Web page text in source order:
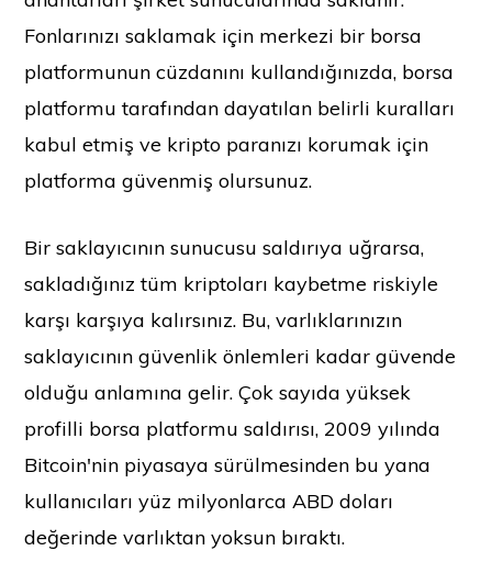
Fonlarınızı saklamak için merkezi bir borsa
platformunun cüzdanını kullandığınızda, borsa
platformu tarafından dayatılan belirli kuralları
kabul etmiş ve kripto paranızı korumak için
platforma güvenmiş olursunuz.
Bir saklayıcının sunucusu saldırıya uğrarsa,
sakladığınız tüm kriptoları kaybetme riskiyle
karşı karşıya kalırsınız. Bu, varlıklarınızın
saklayıcının güvenlik önlemleri kadar güvende
olduğu anlamına gelir. Çok sayıda yüksek
profilli borsa platformu saldırısı, 2009 yılında
Bitcoin'nin piyasaya sürülmesinden bu yana
kullanıcıları yüz milyonlarca ABD doları
değerinde varlıktan yoksun bıraktı.